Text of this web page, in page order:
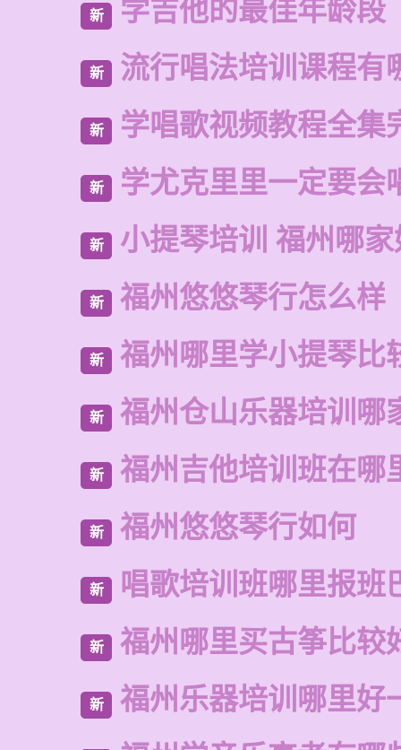
新 学吉他的最佳年龄段
新 流行唱法培训课程有
新 学唱歌视频教程全集
新 学尤克里里一定要会
新 小提琴培训 福州哪
新 福州悠悠琴行怎么样
新 福州哪里学小提琴比
新 福州仓山乐器培训哪
新 福州吉他培训班在哪
新 福州悠悠琴行如何
新 唱歌培训班哪里报班
新 福州哪里买古筝比较
新 福州乐器培训哪里好